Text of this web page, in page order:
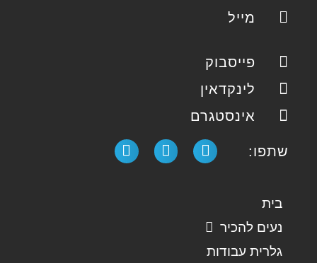
מייל
פייסבוק
לינקדאין
אינסטגרם
שתפו:
בית
נעים להכיר
גלרית עבודות